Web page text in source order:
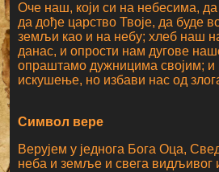
Оче наш, који си на небесима, да
да дође царство Твоје, да буде
земљи као и на небу; хлеб наш
данас, и опрости нам дугове
опраштамо дужницима својим; и
искушење, но избави нас од
Символ вере
Верујем у једнога Бога Оца,
неба и земље и свега видљивог